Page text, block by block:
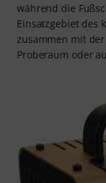
während die
Einsatzgebiet des
zusammen mit
Proberaum oder